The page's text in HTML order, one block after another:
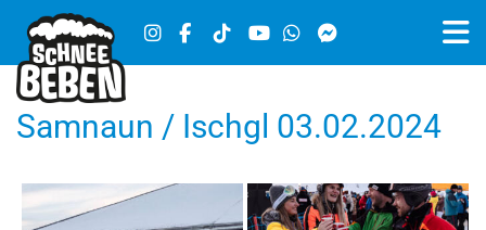
Samnaun / Ischgl 03.02.2024